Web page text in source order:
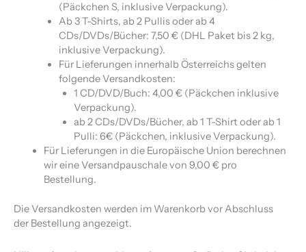
(Päckchen S, inklusive Verpackung).
Ab 3 T-Shirts, ab 2 Pullis oder ab 4
CDs/DVDs/Bücher: 7,50 € (DHL Paket bis 2 kg,
inklusive Verpackung).
Für Lieferungen innerhalb Österreichs gelten
folgende Versandkosten:
1 CD/DVD/Buch: 4,00 € (Päckchen inklusive
Verpackung).
ab 2 CDs/DVDs/Bücher, ab 1 T-Shirt oder ab 1
Pulli: 6€ (Päckchen, inklusive Verpackung).
Für Lieferungen in die Europäische Union berechnen
wir eine Versandpauschale von 9,00 € pro
Bestellung.
Die Versandkosten werden im Warenkorb vor Abschluss
der Bestellung angezeigt.